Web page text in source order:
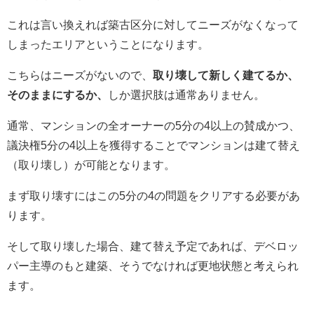
これは言い換えれば築古区分に対してニーズがなくなって
しまったエリアということになります。
こちらはニーズがないので、 取り壊して新しく建てるか、
そのままにするか、
しか選択肢は通常ありません。
通常、マンションの全オーナーの5分の4以上の賛成かつ、
議決権5分の4以上を獲得することでマンションは建て替え
（取り壊し）が可能となります。
まず取り壊すにはこの5分の4の問題をクリアする必要があ
ります。
そして取り壊した場合、建て替え予定であれば、デベロッ
パー主導のもと建築、そうでなければ更地状態と考えられ
ます。